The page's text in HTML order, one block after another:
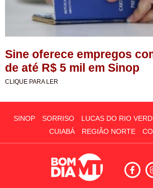
Sine oferece empregos
de até R$ 5 mil em Sinop
CLIQUE PARA LER
SINOP SORRISO LUCAS DO RIO
CUIABÁ
REGIÃO NORTE